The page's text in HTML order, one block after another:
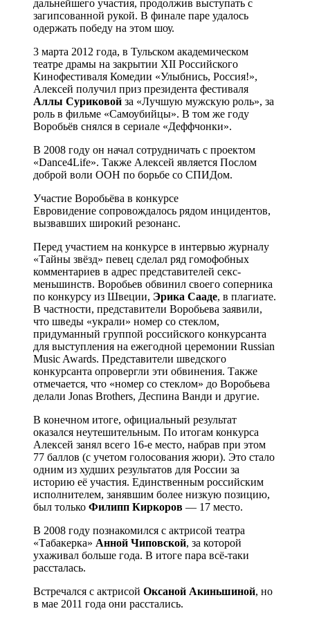
дальнейшего участия, продолжив выступать с
загипсованной рукой. В финале паре удалось
одержать победу на этом шоу.
3 марта 2012 года, в Тульском академическом
театре драмы на закрытии XII Российского
Кинофестиваля Комедии «Улыбнись, Россия!»,
Алексей получил приз президента фестиваля
Аллы Суриковой за «Лучшую мужскую роль», за
роль в фильме «Самоубийцы». В том же году
Воробьёв снялся в сериале «Деффчонки».
В 2008 году он начал сотрудничать с проектом
«Dance4Life». Также Алексей является Послом
доброй воли ООН по борьбе со СПИДом.
Участие Воробьёва в конкурсе
Евровидение сопровождалось рядом инцидентов,
вызвавших широкий резонанс.
Перед участием на конкурсе в интервью журналу
«Тайны звёзд» певец сделал ряд гомофобных
комментариев в адрес представителей секс-
меньшинств. Воробьев обвинил своего соперника
по конкурсу из Швеции, Эрика Сааде, в плагиате.
В частности, представители Воробьева заявили,
что шведы «украли» номер со стеклом,
придуманный группой российского конкурсанта
для выступления на ежегодной церемонии Russian
Music Awards. Представители шведского
конкурсанта опровергли эти обвинения. Также
отмечается, что «номер со стеклом» до Воробьева
делали Jonas Brothers, Деспина Ванди и другие.
В конечном итоге, официальный результат
оказался неутешительным. По итогам конкурса
Алексей занял всего 16-е место, набрав при этом
77 баллов (с учетом голосования жюри). Это стало
одним из худших результатов для России за
историю её участия. Единственным российским
исполнителем, занявшим более низкую позицию,
был только Филипп Киркоров — 17 место.
В 2008 году познакомился с актрисой театра
«Табакерка» Анной Чиповской, за которой
ухаживал больше года. В итоге пара всё-таки
рассталась.
Встречался с актрисой Оксаной Акиньшиной, но
в мае 2011 года они расстались.